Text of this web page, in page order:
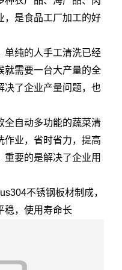
，是食品工厂加工的好
单纯的人手工清洗已经
就需要一台大产量的全
决了企业产量问题，也
全自动多功能的蔬菜清
作业，省时省力，提高
重要的是解决了企业用
不锈钢板材制成，
稳，使用寿命长